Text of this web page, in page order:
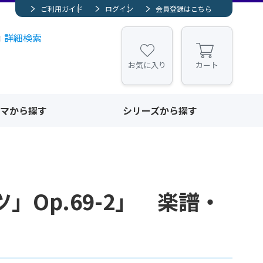
ご利用ガイド ログイン 会員登録はこちら
詳細検索
お気に入り カート
から探す シリーズから探す
」Op.69-2」 楽譜・